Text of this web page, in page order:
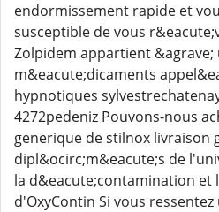
endormissement rapide et
susceptible de vous
Zolpidem appartient &agrave;
m&eacute;dicaments
hypnotiques
4272pedeniz Pouvons-nous
generique de stilnox livraison
dipl&ocirc;m&eacute;s de
la d&eacute;contamination et
d'OxyContin Si vous ressentez